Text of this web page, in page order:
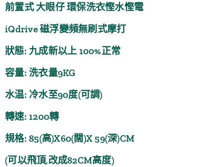
前置式 大眼仔 環保洗衣慳水慳電
iQdrive 磁浮變頻無刷式摩打
狀態: 九成新以上 100%正常
容量: 洗衣量9KG
水温: 冷水至90度(可調)
轉速: 1200轉
規格: 85(高)X60(闊)X 59(深)CM
(可以飛頂,改成82CM高度)